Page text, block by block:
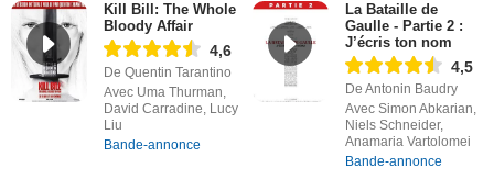
Kill Bill: The Whole
Bloody Affair
4,6
De Quentin Tarantino
Avec Uma Thurman,
David Carradine, Lucy
Liu
Bande-annonce
La Bataille de
Gaulle - Partie 2 :
J’écris ton nom
4,5
De Antonin Baudry
Avec Simon Abkarian,
Niels Schneider,
Anamaria Vartolomei
Bande-annonce